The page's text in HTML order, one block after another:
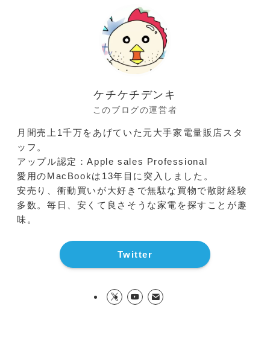
ケチケチデンキ
このブログの運営者
月間売上1千万をあげていた元大手家電量販店スタ
ッフ。
アップル認定：Apple sales Professional
愛用のMacBookは13年目に突入しました。
安売り、衝動買いが大好きで無駄な買物で散財経験
多数。毎日、安くて良さそうな家電を探すことが趣
味。
Twitter